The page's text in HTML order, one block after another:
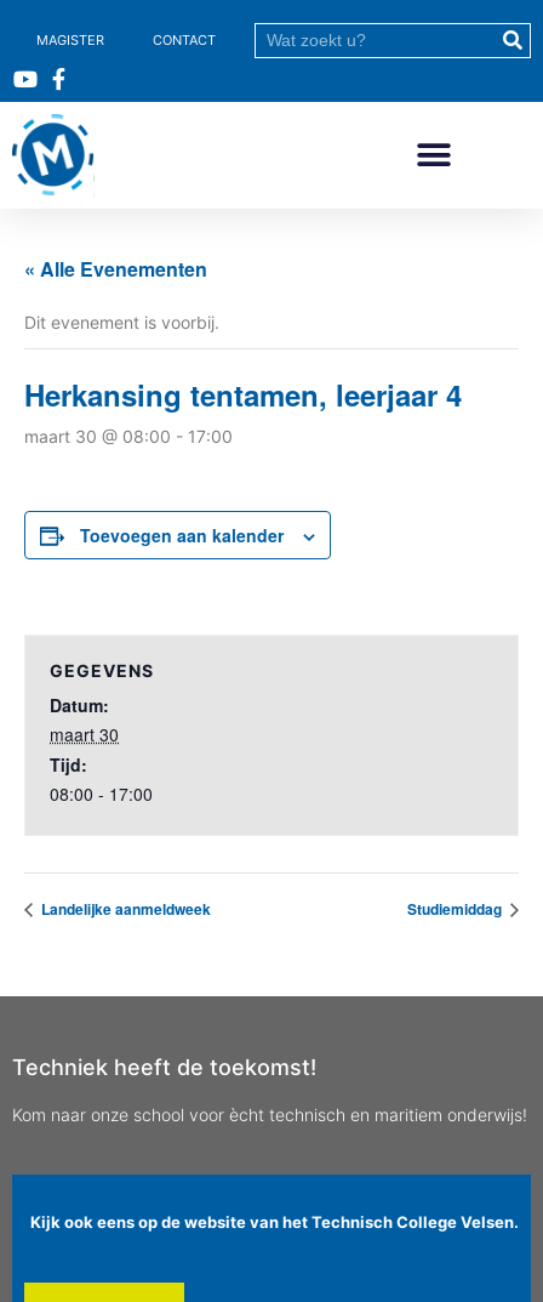
MAGISTER CONTACT
« Alle Evenementen
Dit evenement is voorbij.
Herkansing tentamen, leerjaar 4
maart 30 @ 08:00 - 17:00
Toevoegen aan kalender
GEGEVENS
Datum:
maart 30
Tijd:
08:00 - 17:00
Landelijke aanmeldweek Studiemiddag
Techniek heeft de toekomst!
Kom naar onze school voor ècht technisch en maritiem onderwijs!
Kijk ook eens op de website van het Technisch College Velsen.